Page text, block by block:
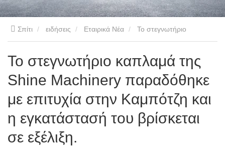
Σπίτι ειδήσεις Εταιρικά Νέα
καπλαμά της Shine Machinery παραδόθηκε με επιτυχία στην
Καμπότζη και η εγκατάστασή του βρίσκεται σε εξέλιξη.
Το στεγνωτήριο καπλαμά της
Shine Machinery παραδόθηκε
με επιτυχία στην Καμπότζη και
η εγκατάστασή του βρίσκεται
σε εξέλιξη.